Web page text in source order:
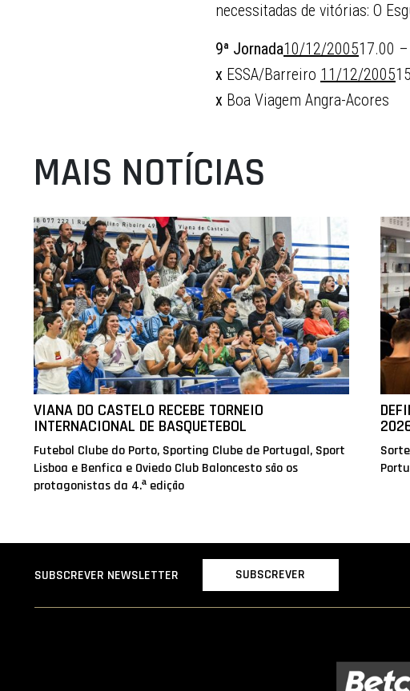
necessitadas de vitórias: O
9ª Jornada10/12/200517.00
x ESSA/Barreiro 11/12/2005
x Boa Viagem Angra-Acores
MAIS NOTÍCIAS
VIANA DO CASTELO RECEBE TORNEIO
INTERNACIONAL DE BASQUETEBOL
Futebol Clube do Porto, Sporting Clube de Portugal, Sport
Lisboa e Benfica e Oviedo Club Baloncesto são os
protagonistas da 4.ª edição
SUBSCREVER NEWSLETTER SUBSCREVER